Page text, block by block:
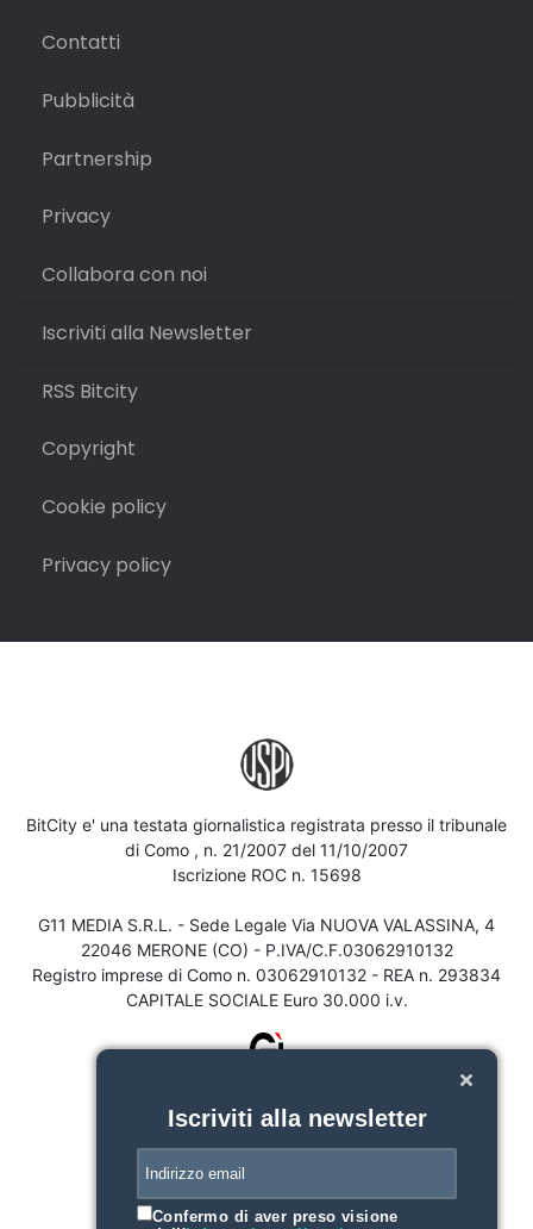
Contatti
Pubblicità
Partnership
Privacy
Collabora con noi
Iscriviti alla Newsletter
RSS Bitcity
Copyright
Cookie policy
Privacy policy
BitCity e' una testata giornalistica registrata presso il tribunale
di Como , n. 21/2007 del 11/10/2007
Iscrizione ROC n. 15698
G11 MEDIA S.R.L. - Sede Legale Via NUOVA VALASSINA, 4
22046 MERONE (CO) - P.IVA/C.F.03062910132
Registro imprese di Como n. 03062910132 - REA n. 293834
CAPITALE SOCIALE Euro 30.000 i.v.
Iscriviti alla newsletter
Confermo di aver preso visione